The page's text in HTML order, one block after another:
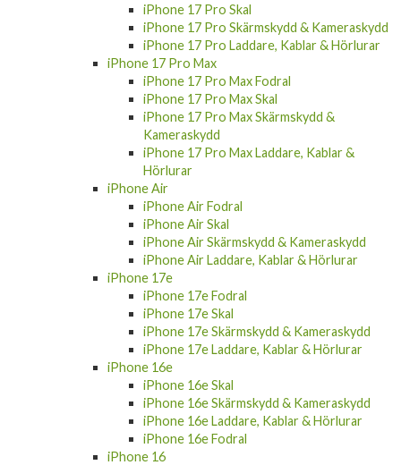
iPhone 17 Pro Skal
iPhone 17 Pro Skärmskydd & Kameraskydd
iPhone 17 Pro Laddare, Kablar & Hörlurar
iPhone 17 Pro Max
iPhone 17 Pro Max Fodral
iPhone 17 Pro Max Skal
iPhone 17 Pro Max Skärmskydd &
Kameraskydd
iPhone 17 Pro Max Laddare, Kablar &
Hörlurar
iPhone Air
iPhone Air Fodral
iPhone Air Skal
iPhone Air Skärmskydd & Kameraskydd
iPhone Air Laddare, Kablar & Hörlurar
iPhone 17e
iPhone 17e Fodral
iPhone 17e Skal
iPhone 17e Skärmskydd & Kameraskydd
iPhone 17e Laddare, Kablar & Hörlurar
iPhone 16e
iPhone 16e Skal
iPhone 16e Skärmskydd & Kameraskydd
iPhone 16e Laddare, Kablar & Hörlurar
iPhone 16e Fodral
iPhone 16